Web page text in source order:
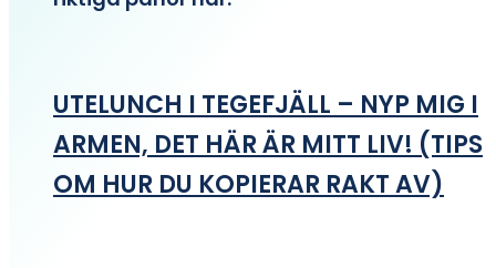
UTELUNCH I TEGEFJÄLL – NYP MIG I
ARMEN, DET HÄR ÄR MITT LIV! (TIPS
OM HUR DU KOPIERAR RAKT AV)